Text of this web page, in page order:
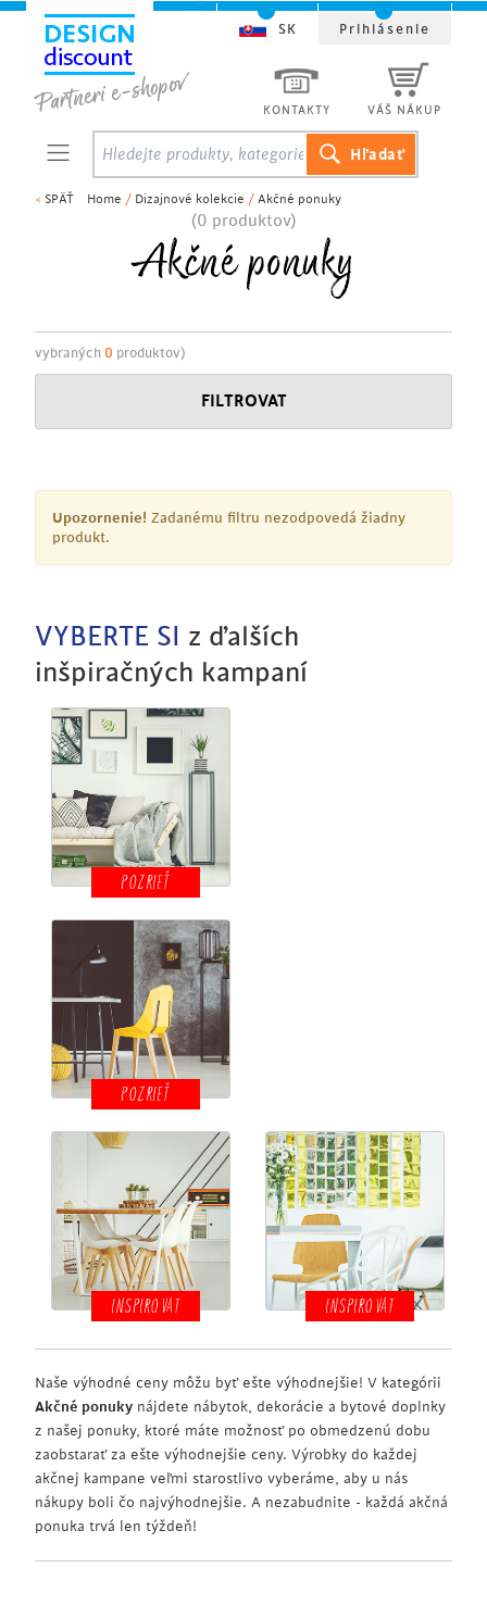
< SPÄŤ Home / Dizajnové kolekcie / Akčné ponuky
(0 produktov)
Akčné ponuky
vybraných 0 produktov)
FILTROVAT
Upozornenie! Zadanému filtru nezodpovedá žiadny
produkt.
VYBERTE SI
z ďalších
inšpiračných kampaní
POZRIEŤ
POZRIEŤ
INSPIROVAT INSPIROVAT
Naše výhodné ceny môžu byť ešte výhodnejšie! V kategórii
Akčné ponuky nájdete nábytok, dekorácie a bytové doplnky
z našej ponuky, ktoré máte možnosť po obmedzenú dobu
zaobstarať za ešte výhodnejšie ceny. Výrobky do každej
akčnej kampane veľmi starostlivo vyberáme, aby u nás
nákupy boli čo najvýhodnejšie. A nezabudnite - každá akčná
ponuka trvá len týždeň!
KONTAKTY VÁŠ NÁKUP
SK Prihlásenie